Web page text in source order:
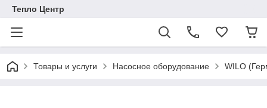
Тепло Центр
Товары и услуги Насосное оборудование WILO